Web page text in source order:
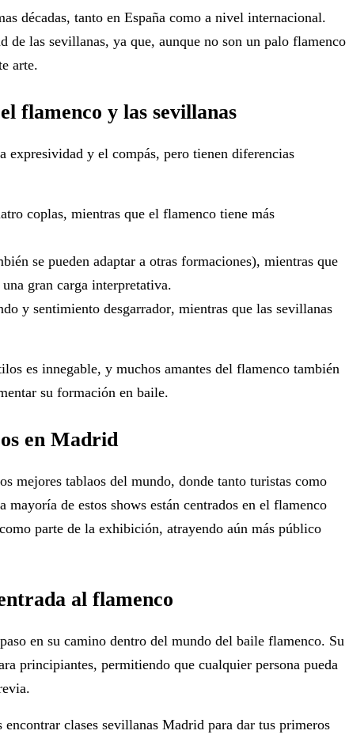
décadas, tanto en España como a nivel internacional.
de las sevillanas, ya que, aunque no son un palo flamenco
arte.
flamenco y las sevillanas
y el compás, pero tienen diferencias
coplas, mientras que el flamenco tiene más
se pueden adaptar a otras formaciones), mientras que
gran carga interpretativa.
y sentimiento desgarrador, mientras que las sevillanas
es innegable, y muchos amantes del flamenco también
su formación en baile.
en Madrid
mejores tablaos del mundo, donde tanto turistas como
de estos shows están centrados en el flamenco
como parte de la exhibición, atrayendo aún más público
al flamenco
en su camino dentro del mundo del baile flamenco. Su
principiantes, permitiendo que cualquier persona pueda
encontrar clases sevillanas Madrid para dar tus primeros